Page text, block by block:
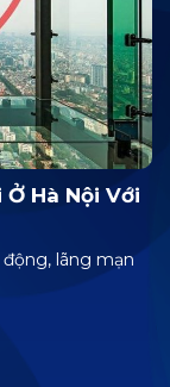
Hà Nội Với
lãng mạn